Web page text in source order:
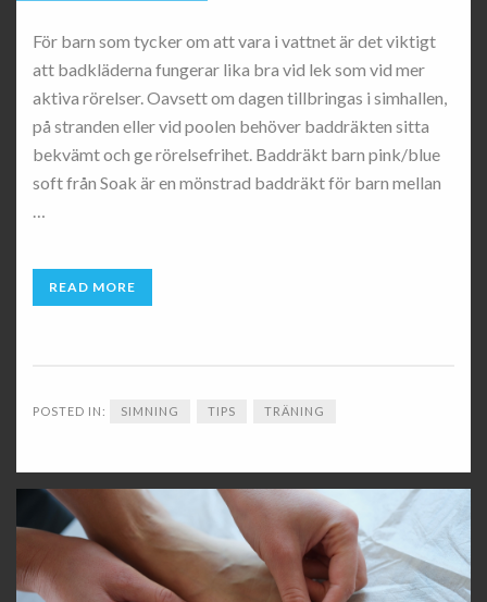
För barn som tycker om att vara i vattnet är det viktigt
att badkläderna fungerar lika bra vid lek som vid mer
aktiva rörelser. Oavsett om dagen tillbringas i simhallen,
på stranden eller vid poolen behöver baddräkten sitta
bekvämt och ge rörelsefrihet. Baddräkt barn pink/blue
soft från Soak är en mönstrad baddräkt för barn mellan
…
READ MORE
POSTED IN: SIMNING TIPS TRÄNING